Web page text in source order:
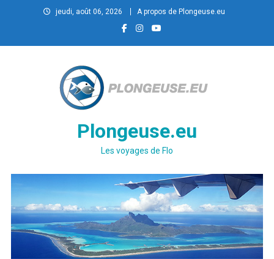
jeudi, août 06, 2026 A propos de Plongeuse.eu
Plongeuse.eu
Les voyages de Flo